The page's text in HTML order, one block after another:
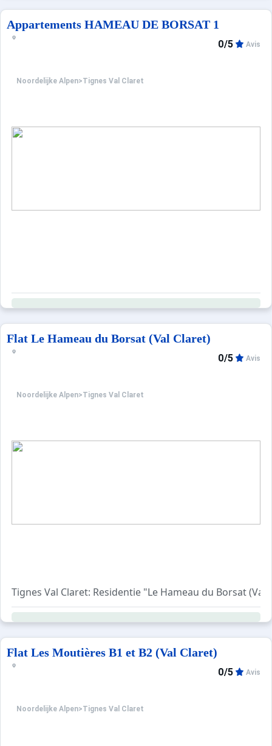
Appartements HAMEAU DE BORSAT 1
Noordelijke Alpen>Tignes Val Claret
0/5 Avis
Flat Le Hameau du Borsat (Val Claret)
Noordelijke Alpen>Tignes Val Claret
0/5 Avis
Tignes Val Claret: Residentie "Le Hameau du Borsat
Flat Les Moutières B1 et B2 (Val Claret)
Noordelijke Alpen>Tignes Val Claret
0/5 Avis